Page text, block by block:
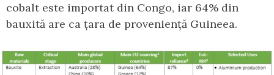
cobalt este importat din Congo, iar 64% din
bauxită are ca țara de proveniență Guineea.